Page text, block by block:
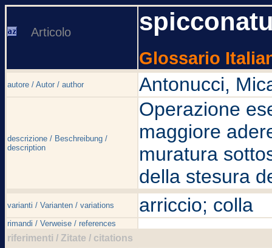
Articolo
Glossario
autore / Autor / author Antonucci,
descrizione / Beschreibung /
description
Operazione
maggiore
muratura
della stesura
varianti / Varianten / variations arriccio; colla
rimandi / Verweise / references
riferimenti / Zitate / citations